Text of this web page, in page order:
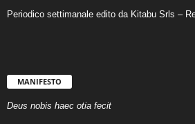
Periodico settimanale edito da Kitabu Srls –
MANIFESTO
Deus nobis haec otia fecit